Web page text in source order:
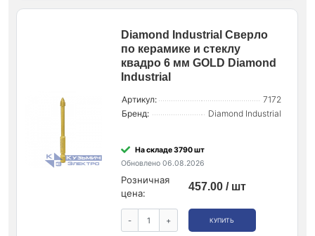
Diamond Industrial Сверло
по керамике и стеклу
квадро 6 мм GOLD Diamond
Industrial
Артикул:
7172
Бренд:
Diamond Industrial
На складе 3790 шт
Обновлено 06.08.2026
Розничная
цена:
457.00 / шт
- + КУПИТЬ